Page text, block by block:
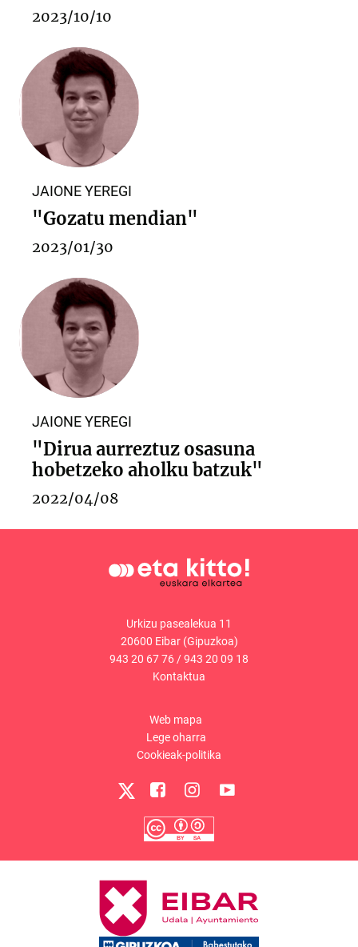
2023/10/10
JAIONE YEREGI
"Gozatu mendian"
2023/01/30
JAIONE YEREGI
"Dirua aurreztuz osasuna
hobetzeko aholku batzuk"
2022/04/08
Urkizu pasealekua 11
20600 Eibar (Gipuzkoa)
943 20 67 76 /943 20 09 18
Kontaktua
Web mapa
Lege oharra
Cookieak-politika